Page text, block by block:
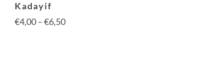
Kadayif
€4,00–€6,50Preisspanne: